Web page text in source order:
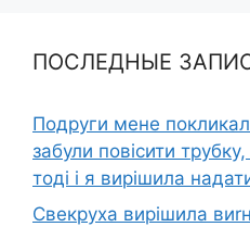
ПОСЛЕДНЫЕ
Подруги мене
забули повісити
тоді і я вирішила
Свекруха вирішила